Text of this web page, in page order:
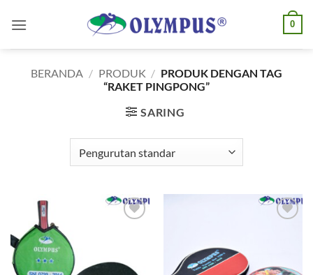
0
BERANDA / PRODUK / PRODUK DENGAN TAG
“RAKET PINGPONG”
SARING